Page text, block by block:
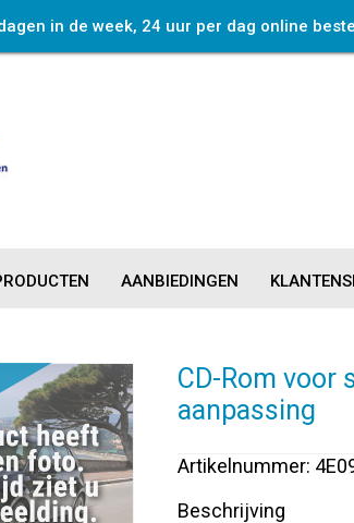
in de week, 24 uur per dag online
AANBIEDINGEN
CD-Rom voor
aanpassing
Artikelnummer:
Beschrijving